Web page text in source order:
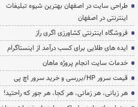
طراحی سایت در اصفهان بهترین شیوه تبلیغات
اینترنتی در اصفهان
فروشگاه اینترنتی کشاورزی اگری راز
ایده های طلایی برای کسب درآمد از اینستاگرام
خدمات سایت انجام پروژه ماهان
قیمت سرور HP/بررسی و خرید سرور اچ پی
هر زبانی، هر زمانی، هر کجا، هر جور که راحتید!